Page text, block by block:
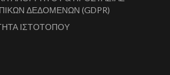
ΔΕΔΟΜΕΝΩΝ (GDPR)
ΙΣΤΟΤΟΠΟΥ